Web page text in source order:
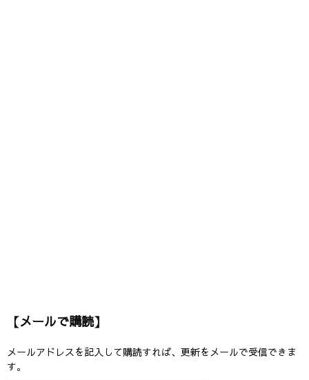
【メールで購読】
メールアドレスを記入して購読すれば、更新をメールで受信できま
す。